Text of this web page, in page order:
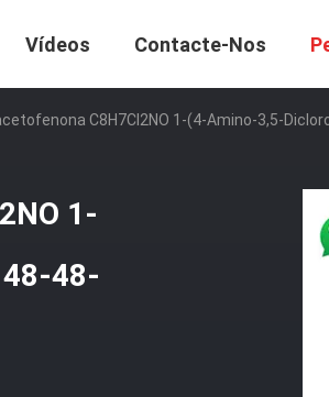
Vídeos Contacte-Nos
C8H7Cl2NO 1-(4-Amino-3,5-
1-
48-